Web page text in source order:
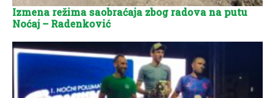
Izmena režima saobraćaja zbog radova na putu
Noćaj – Radenković